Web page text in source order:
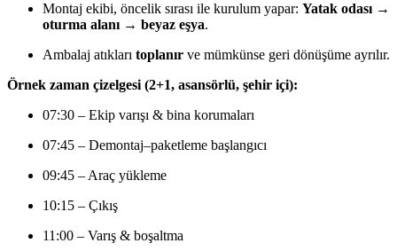
Montaj ekibi, öncelik sırası ile kurulum yapar: Yatak odası →
oturma alanı → beyaz eşya.
Ambalaj atıkları toplanır ve mümkünse geri dönüşüme ayrılır.
Örnek zaman çizelgesi (2+1, asansörlü, şehir içi):
07:30 – Ekip varışı & bina korumaları
07:45 – Demontaj–paketleme başlangıcı
09:45 – Araç yükleme
10:15 – Çıkış
11:00 – Varış & boşaltma